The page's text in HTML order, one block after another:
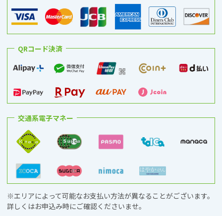
QRコード決済
交通系電子マネー
※エリアによって可能なお支払い方法が異なることがございます。
詳しくはお申込み時にご確認くださいませ。